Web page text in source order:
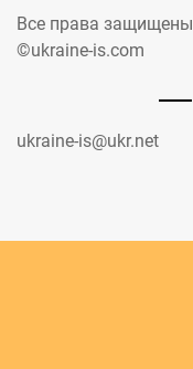
Все права защищены
©ukraine-is.com
ukraine-is@ukr.net